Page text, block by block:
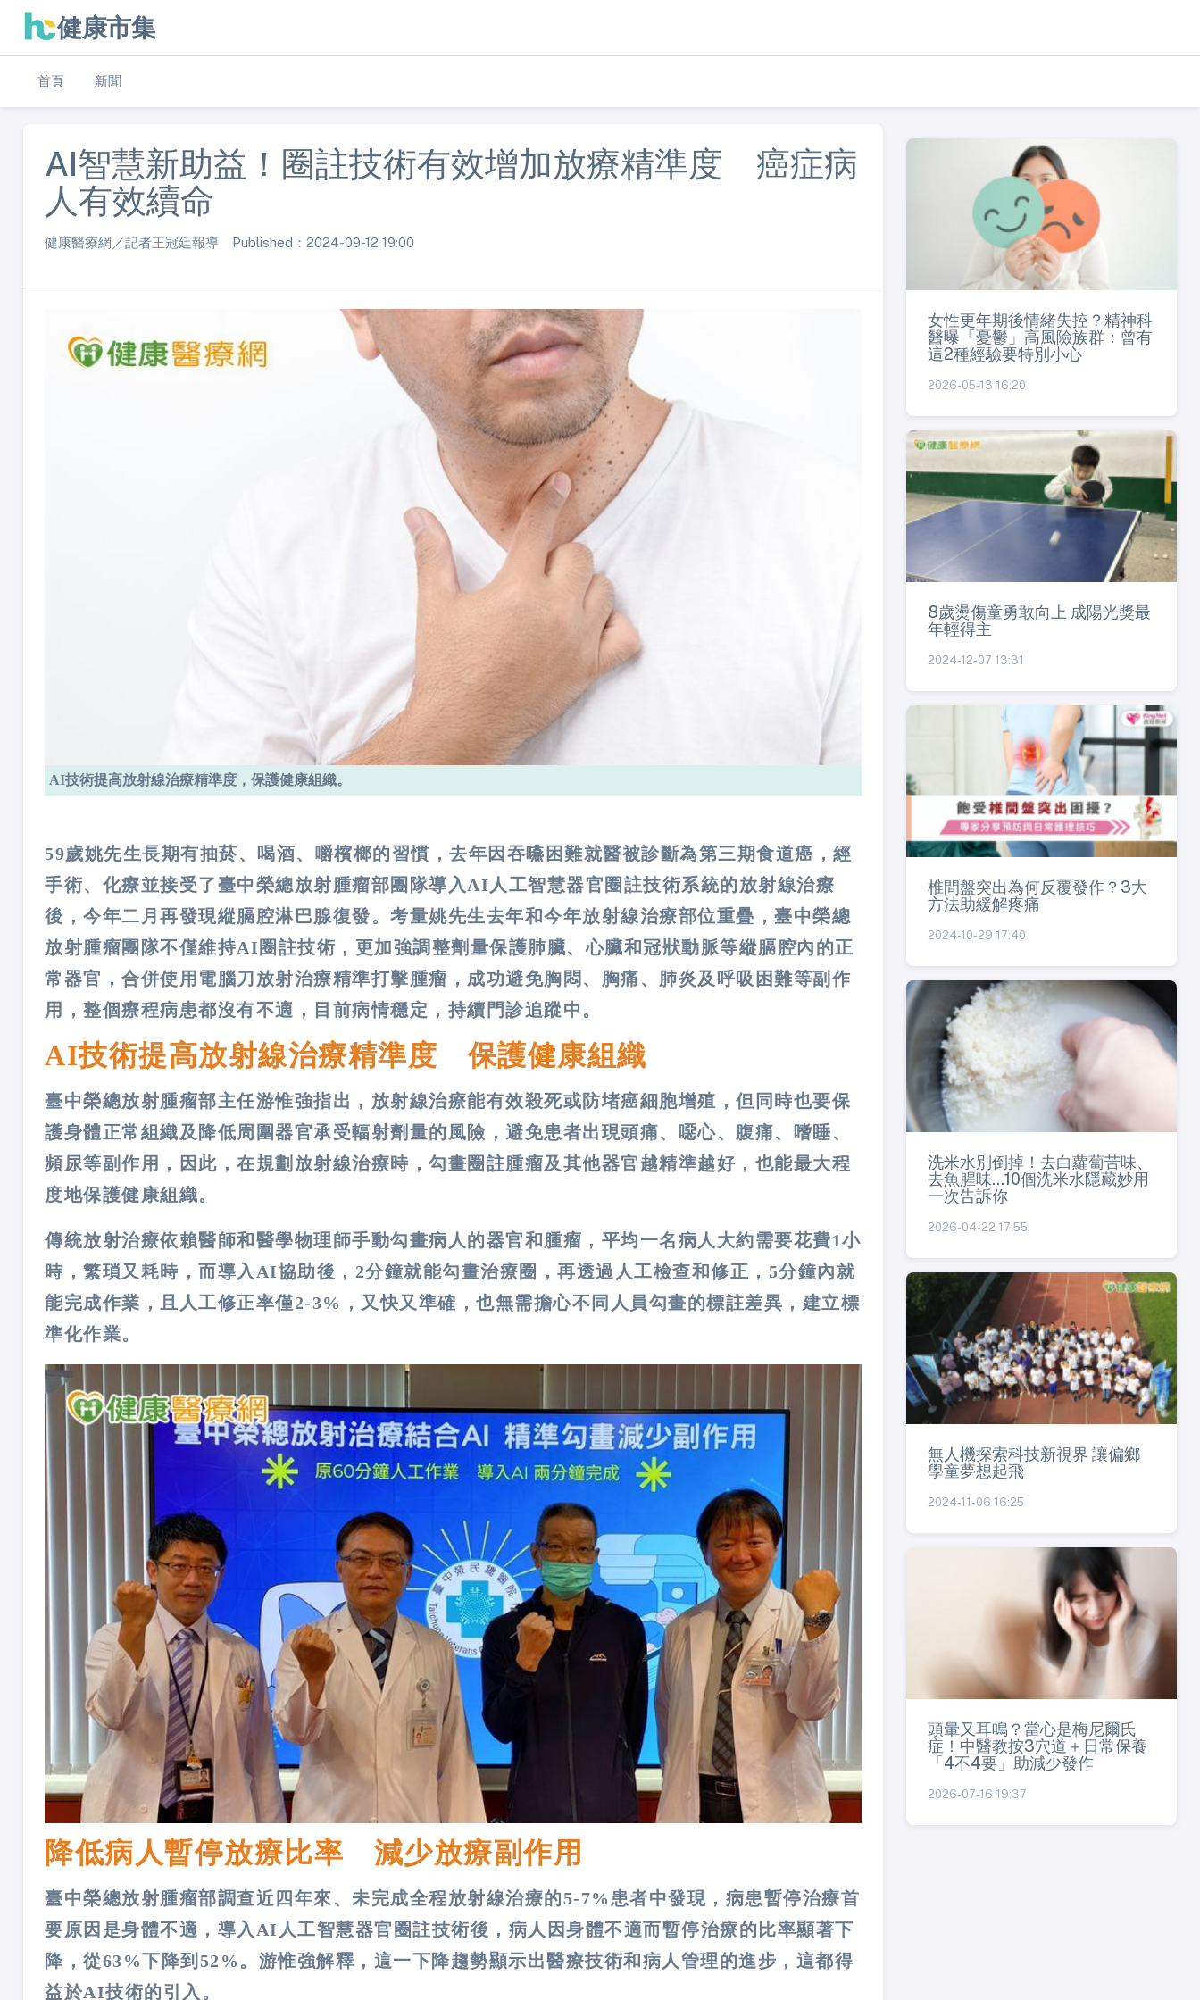
健康市集
首頁 新聞
AI智慧新助益！圈註技術有效增加放療精準度 癌症病
人有效續命
健康醫療網／記者王冠廷報導 Published：2024-09-12 19:00
AI技術提高放射線治療精準度，保護健康組織。
59歲姚先生長期有抽菸、喝酒、嚼檳榔的習慣，去年因吞嚥困難就醫被診斷為第三期食道癌，經
手術、化療並接受了臺中榮總放射腫瘤部團隊導入AI人工智慧器官圈註技術系統的放射線治療
後，今年二月再發現縱膈腔淋巴腺復發。考量姚先生去年和今年放射線治療部位重疊，臺中榮總
放射腫瘤團隊不僅維持AI圈註技術，更加強調整劑量保護肺臟、心臟和冠狀動脈等縱膈腔內的正
常器官，合併使用電腦刀放射治療精準打擊腫瘤，成功避免胸悶、胸痛、肺炎及呼吸困難等副作
用，整個療程病患都沒有不適，目前病情穩定，持續門診追蹤中。
AI技術提高放射線治療精準度 保護健康組織
臺中榮總放射腫瘤部主任游惟強指出，放射線治療能有效殺死或防堵癌細胞增殖，但同時也要保
護身體正常組織及降低周圍器官承受輻射劑量的風險，避免患者出現頭痛、噁心、腹痛、嗜睡、
頻尿等副作用，因此，在規劃放射線治療時，勾畫圈註腫瘤及其他器官越精準越好，也能最大程
度地保護健康組織。
傳統放射治療依賴醫師和醫學物理師手動勾畫病人的器官和腫瘤，平均一名病人大約需要花費1小
時，繁瑣又耗時，而導入AI協助後，2分鐘就能勾畫治療圈，再透過人工檢查和修正，5分鐘內就
能完成作業，且人工修正率僅2-3%，又快又準確，也無需擔心不同人員勾畫的標註差異，建立標
準化作業。
降低病人暫停放療比率 減少放療副作用
臺中榮總放射腫瘤部調查近四年來、未完成全程放射線治療的5-7%患者中發現，病患暫停治療首
要原因是身體不適，導入AI人工智慧器官圈註技術後，病人因身體不適而暫停治療的比率顯著下
降，從63%下降到52%。游惟強解釋，這一下降趨勢顯示出醫療技術和病人管理的進步，這都得
益於AI技術的引入。
女性更年期後情緒失控？精神科
醫曝「憂鬱」高風險族群：曾有
這2種經驗要特別小心
2026-05-13 16:20
8歲燙傷童勇敢向上 成陽光獎最
年輕得主
2024-12-07 13:31
椎間盤突出為何反覆發作？3大
方法助緩解疼痛
2024-10-29 17:40
洗米水別倒掉！去白蘿蔔苦味、
去魚腥味...10個洗米水隱藏妙用
一次告訴你
2026-04-22 17:55
無人機探索科技新視界 讓偏鄉
學童夢想起飛
2024-11-06 16:25
頭暈又耳鳴？當心是梅尼爾氏
症！中醫教按3穴道＋日常保養
「4不4要」助減少發作
2026-07-16 19:37